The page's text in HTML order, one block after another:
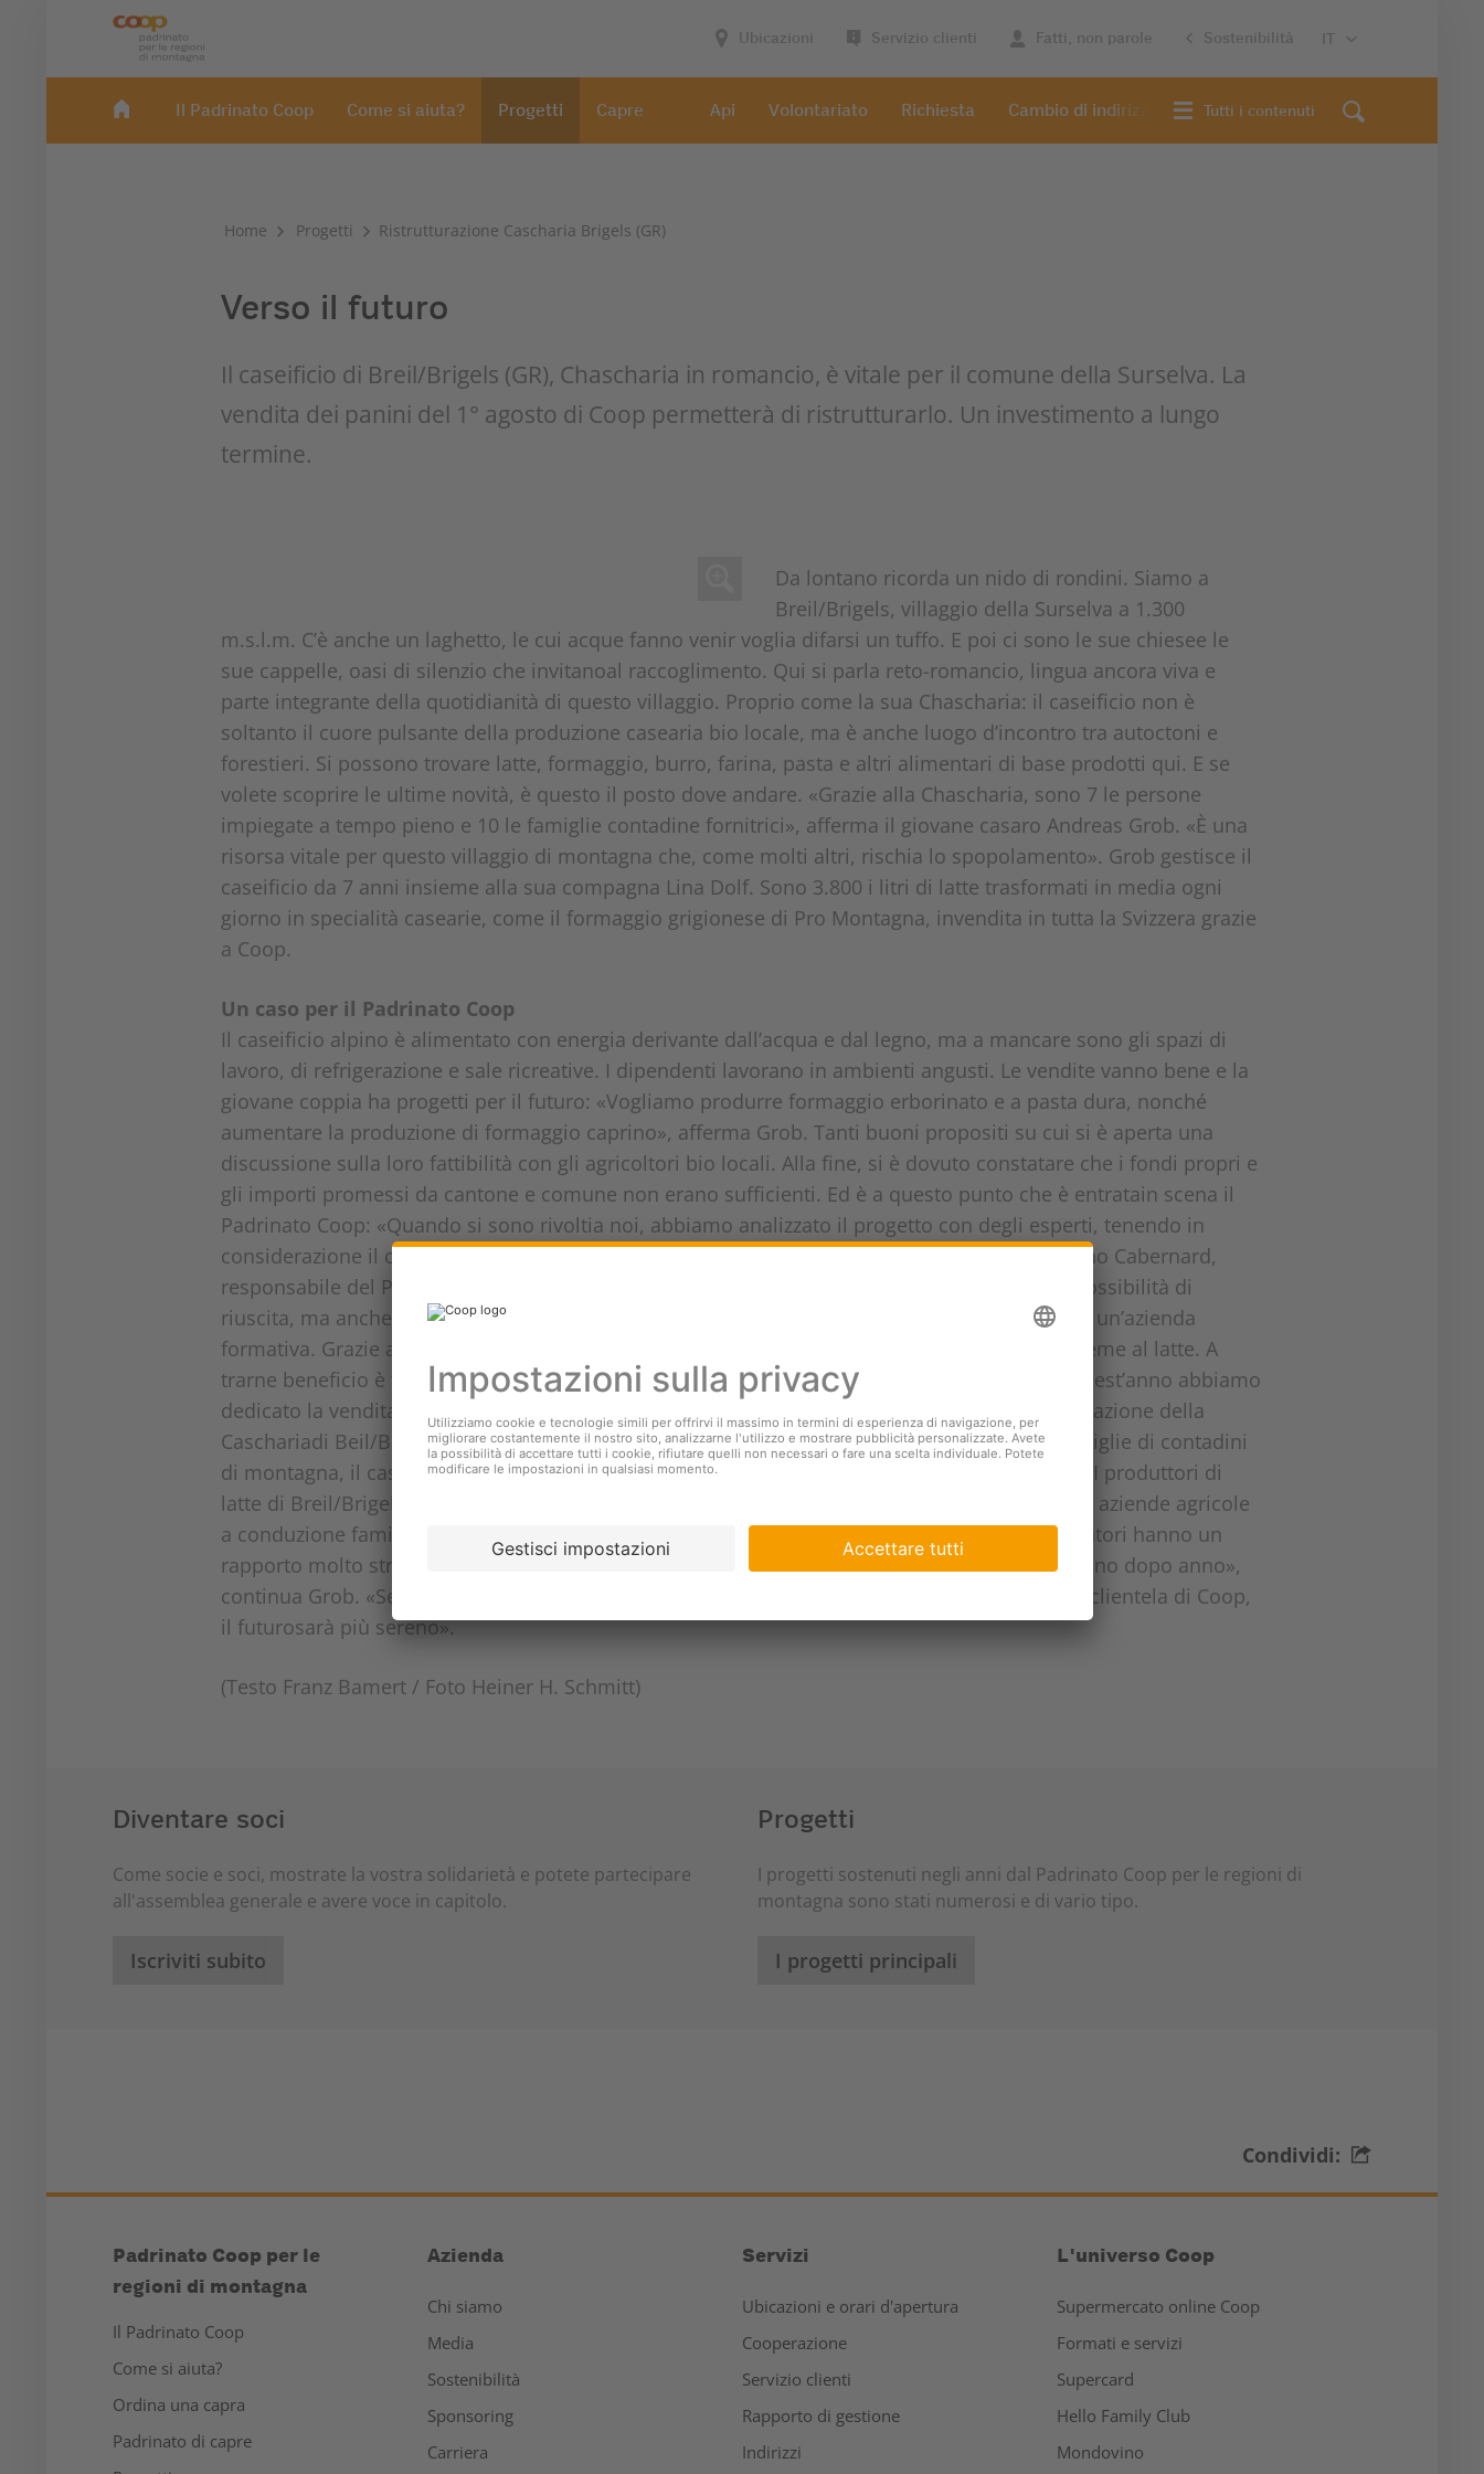
Ubicazioni Servizio clienti Fatti, non parole Sostenibilità
Il Padrinato Coop Come si aiuta? Progetti Capre Api Volontariato Richiesta Cambio di indirizzo Tutti i contenuti
Home Progetti Ristrutturazione Cascharia Brigels (GR)
Verso il futuro
Il caseificio di Breil/Brigels (GR), Chascharia in romancio, è vitale per il comune della Surselva. La
vendita dei panini del 1° agosto di Coop permetterà di ristrutturarlo. Un investimento a lungo
termine.
Da lontano ricorda un nido di rondini. Siamo a
Breil/Brigels, villaggio della Surselva a 1.300
m.s.l.m. C’è anche un laghetto, le cui acque fanno venir voglia difarsi un tuffo. E poi ci sono le sue chiesee le
sue cappelle, oasi di silenzio che invitanoal raccoglimento. Qui si parla reto-romancio, lingua ancora viva e
parte integrante della quotidianità di questo villaggio. Proprio come la sua Chascharia: il caseificio non è
soltanto il cuore pulsante della produzione casearia bio locale, ma è anche luogo d’incontro tra autoctoni e
forestieri. Si possono trovare latte, formaggio, burro, farina, pasta e altri alimentari di base prodotti qui. E se
volete scoprire le ultime novità, è questo il posto dove andare. «Grazie alla Chascharia, sono 7 le persone
impiegate a tempo pieno e 10 le famiglie contadine fornitrici», afferma il giovane casaro Andreas Grob. «È una
risorsa vitale per questo villaggio di montagna che, come molti altri, rischia lo spopolamento». Grob gestisce il
caseificio da 7 anni insieme alla sua compagna Lina Dolf. Sono 3.800 i litri di latte trasformati in media ogni
giorno in specialità casearie, come il formaggio grigionese di Pro Montagna, invendita in tutta la Svizzera grazie
a Coop.
Un caso per il Padrinato Coop
Il caseificio alpino è alimentato con energia derivante dall’acqua e dal legno, ma a mancare sono gli spazi di
lavoro, di refrigerazione e sale ricreative. I dipendenti lavorano in ambienti angusti. Le vendite vanno bene e la
giovane coppia ha progetti per il futuro: «Vogliamo produrre formaggio erborinato e a pasta dura, nonché
aumentare la produzione di formaggio caprino», afferma Grob. Tanti buoni propositi su cui si è aperta una
discussione sulla loro fattibilità con gli agricoltori bio locali. Alla fine, si è dovuto constatare che i fondi propri e
gli importi promessi da cantone e comune non erano sufficienti. Ed è a questo punto che è entratain scena il
Padrinato Coop: «Quando si sono rivoltia noi, abbiamo analizzato il progetto con degli esperti, tenendo in
considerazione il contesto economico e sociale e le prospettive a lungo termine», spiega Bruno Cabernard,
responsabile del Padrinato Coop, che si dimostra convinto non solo per quanto riguarda le possibilità di
riuscita, ma anche entusiasta delle persone che ruotano attorno al progetto.«Il caseificio è un un’azienda
formativa. Grazie alla Chascharia, il valore aggiunto conseguito non va a finire in pianura insieme al latte. A
trarne beneficio è tuttal’economia della valle, dai fornitori agli artigiani. Per questo motivo, quest’anno abbiamo
dedicato la vendita di panini edi salsicce del 1° Agosto per raccogliere fondi utili alla ristrutturazione della
Caschariadi Beil/Brigels. A ogni panino esalsiccia acquistati, non solo si sostengono dieci famiglie di contadini
di montagna, il caseificio e un intero villaggio, ma si dà anche un contributo alla biodiversità. I produttori di
latte di Breil/Brigels lavorano secondo le severe direttive di Bio Suisse. «Inoltre, abbiamo solo aziende agricole
a conduzione familiare finanziariamente sane e disposte a investire», precisa Grob. «Gli allevatori hanno un
rapporto molto stretto con il loro bestiame. Ciò mi garantisce un latte diqualità incredibile, anno dopo anno»,
continua Grob. «Se ora abbiamo anche condizioni di lavoro ottimali grazie al Padrinato e alla clientela di Coop,
il futurosarà più sereno».
(Testo Franz Bamert / Foto Heiner H. Schmitt)
Diventare soci
Come socie e soci, mostrate la vostra solidarietà e potete partecipare
all'assemblea generale e avere voce in capitolo.
Iscriviti subito
Progetti
I progetti sostenuti negli anni dal Padrinato Coop per le regioni di
montagna sono stati numerosi e di vario tipo.
I progetti principali
Condividi:
Padrinato Coop per le
regioni di montagna
Il Padrinato Coop
Come si aiuta?
Ordina una capra
Padrinato di capre
Azienda
Chi siamo
Media
Sostenibilità
Sponsoring
Carriera
Servizi
Ubicazioni e orari d'apertura
Cooperazione
Servizio clienti
Rapporto di gestione
Indirizzi
L'universo Coop
Supermercato online Coop
Formati e servizi
Supercard
Hello Family Club
Mondovino